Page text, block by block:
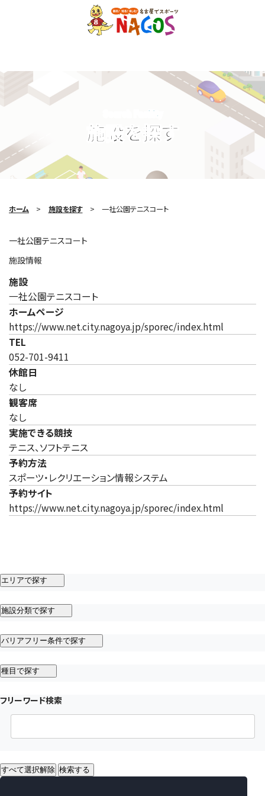
施設を探す
Search Facility
ホーム 施設を探す 一社公園テニスコート
一社公園テニスコート
施設情報
施設
一社公園テニスコート
ホームページ
https://www.net.city.nagoya.jp/sporec/index.html
TEL
052-701-9411
休館日
なし
観客席
なし
実施できる競技
テニス、ソフトテニス
予約方法
スポーツ・レクリエーション情報システム
予約サイト
https://www.net.city.nagoya.jp/sporec/index.html
エリアで探す
施設分類で探す
バリアフリー条件で探す
種目で探す
フリーワード検索
すべて選択解除 検索する